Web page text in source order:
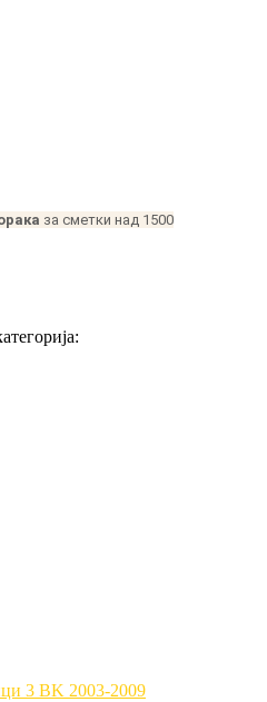
за сметки над 1500
3 BK 2003-2009